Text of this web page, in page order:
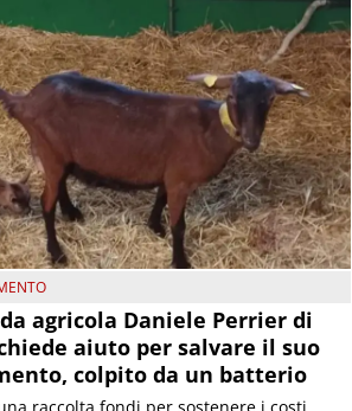
agricola Daniele Perrier di
aiuto per salvare il suo
colpito da un batterio